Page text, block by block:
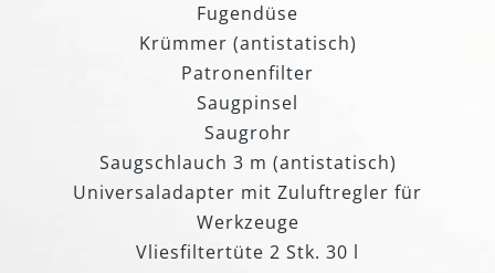
Fugendüse
Krümmer (antistatisch)
Patronenfilter
Saugpinsel
Saugrohr
Saugschlauch 3 m (antistatisch)
Universaladapter mit Zuluftregler für
Werkzeuge
Vliesfiltertüte 2 Stk. 30 l